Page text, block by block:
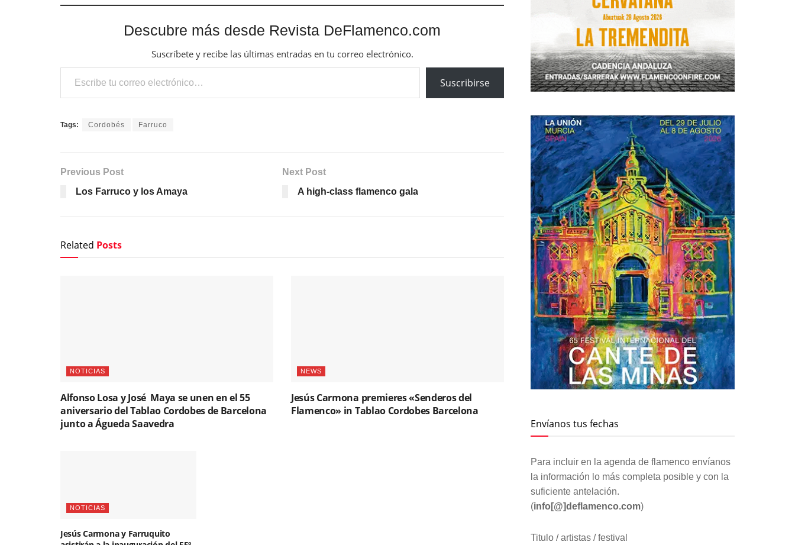
Descubre más desde Revista DeFlamenco.com
Suscríbete y recibe las últimas entradas en tu correo electrónico.
Escribe tu correo electrónico…
Suscribirse
Tags: Cordobés Farruco
Previous Post
Los Farruco y los Amaya
Next Post
A high-class flamenco gala
Related Posts
NOTICIAS
Alfonso Losa y José Maya se unen en el 55
aniversario del Tablao Cordobes de Barcelona
junto a Águeda Saavedra
NEWS
Jesús Carmona premieres «Senderos del
Flamenco» in Tablao Cordobes Barcelona
NOTICIAS
Jesús Carmona y Farruquito
Envíanos tus fechas
Para incluir en la agenda de flamenco envíanos
la información lo más completa posible y con la
suficiente antelación.
(info[@]deflamenco.com)
Titulo / artistas / festival